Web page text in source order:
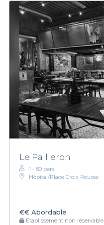
Le Pailleron
1 - 80 pers.
Hôpital/Place Croix Rousse
€€ Abordable
Établissement non réservable